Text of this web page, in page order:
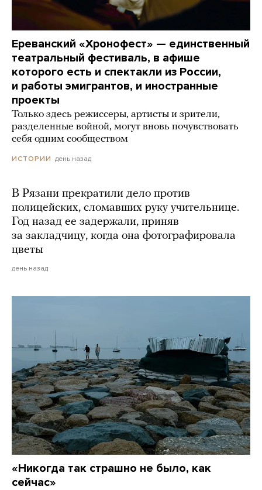
Ереванский «Хронофест» — единственный
театральный фестиваль, в афише
которого есть и спектакли из России,
и работы эмигрантов, и иностранные
проекты
Только здесь режиссеры, артисты и зрители,
разделенные войной, могут вновь почувствовать
себя одним сообществом
ИСТОРИИ день назад
В Рязани прекратили дело против
полицейских, сломавших руку учительнице.
Год назад ее задержали, приняв
за закладчицу, когда она фотографировала
цветы
день назад
«Никогда так страшно не было, как
сейчас»